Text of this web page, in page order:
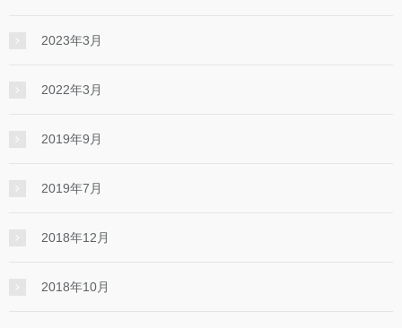
2023年3月
2022年3月
2019年9月
2019年7月
2018年12月
2018年10月